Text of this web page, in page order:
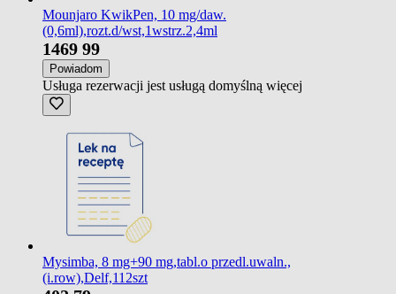
Mounjaro KwikPen, 10 mg/daw.
(0,6ml),rozt.d/wst,1wstrz.2,4ml
1469 99
Powiadom
Usługa rezerwacji jest usługą domyślną więcej
Mysimba, 8 mg+90 mg,tabl.o przedl.uwaln.,
(i.row),Delf,112szt